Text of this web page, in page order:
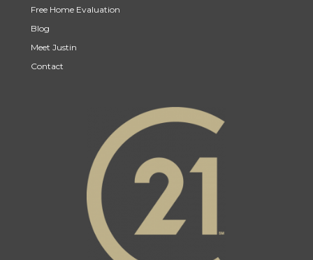
Free Home Evaluation
Blog
Meet Justin
Contact